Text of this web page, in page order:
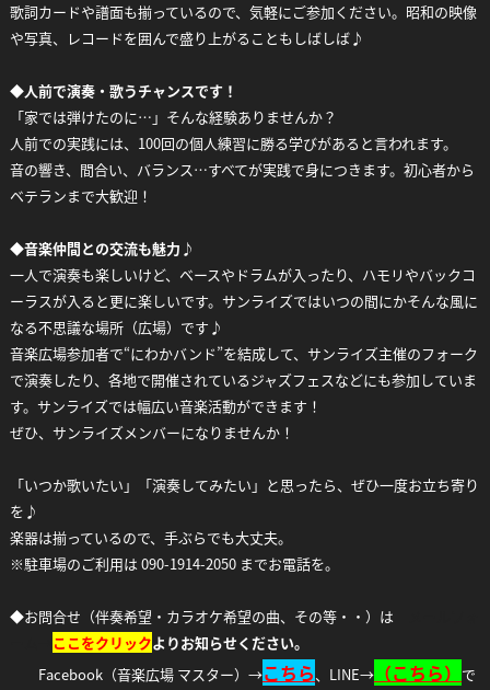
歌詞カードや譜面も揃っているので、気軽にご参加ください。昭和の映像
や写真、レコードを囲んで盛り上がることもしばしば♪
◆人前で演奏・歌うチャンスです！
「家では弾けたのに…」そんな経験ありませんか？
人前での実践には、100回の個人練習に勝る学びがあると言われます。
音の響き、間合い、バランス…すべてが実践で身につきます。初心者から
ベテランまで大歓迎！
◆音楽仲間との交流も魅力♪
一人で演奏も楽しいけど、ベースやドラムが入ったり、ハモリやバックコ
ーラスが入ると更に楽しいです。サンライズではいつの間にかそんな風に
なる不思議な場所（広場）です♪
音楽広場参加者で“にわかバンド”を結成して、サンライズ主催のフォーク
で演奏したり、各地で開催されているジャズフェスなどにも参加していま
す。サンライズでは幅広い音楽活動ができます！
ぜひ、サンライズメンバーになりませんか！
「いつか歌いたい」「演奏してみたい」と思ったら、ぜひ一度お立ち寄り
を♪
楽器は揃っているので、手ぶらでも大丈夫。
※駐車場のご利用は 090-1914-2050 までお電話を。
◆お問合せ（伴奏希望・カラオケ希望の曲、その等・・）は
ここをクリックよりお知らせください。
Facebook（音楽広場 マスター）→こちら、LINE→（こちら） で